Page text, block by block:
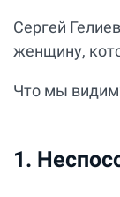
Сергей
женщину,
Что мы
1.